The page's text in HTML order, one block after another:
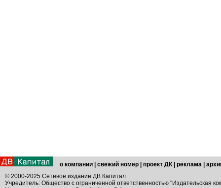
о компании свежий номер проект ДК реклама
© 2000-2025 Сетевое издание ДВ Капитал
Учредитель: Общество с ограниченной ответственностью "Издательская